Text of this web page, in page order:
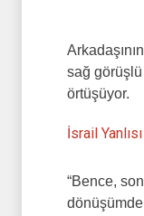
sağ görüşlü
örtüşüyor.
İsrail
“Bence,